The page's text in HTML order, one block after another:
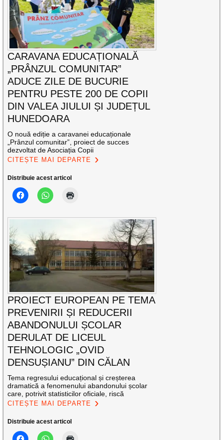
CARAVANA EDUCAȚIONALĂ
„PRÂNZUL COMUNITAR”
ADUCE ZILE DE BUCURIE
PENTRU PESTE 200 DE COPII
DIN VALEA JIULUI ȘI JUDEȚUL
HUNEDOARA
O nouă ediție a caravanei educaționale
„Prânzul comunitar”, proiect de succes
dezvoltat de Asociația Copii
CITEȘTE MAI DEPARTE
Distribuie acest articol
PROIECT EUROPEAN PE TEMA
PREVENIRII ȘI REDUCERII
ABANDONULUI ȘCOLAR
DERULAT DE LICEUL
TEHNOLOGIC „OVID
DENSUȘIANU” DIN CĂLAN
Tema regresului educațional și creșterea
dramatică a fenomenului abandonului școlar
care, potrivit statisticilor oficiale, riscă
CITEȘTE MAI DEPARTE
Distribuie acest articol